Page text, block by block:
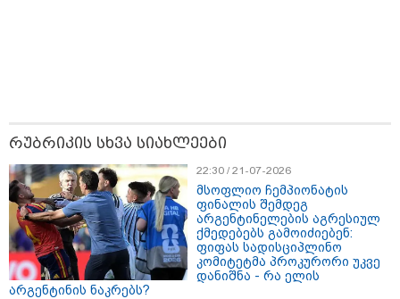
თბილისი - ბუდაპეშტი 942.70
ლარიდან
რუბრიკის სხვა სიახლეები
22:30 / 21-07-2026
მსოფლიო ჩემპიონატის
ფინალის შემდეგ
არგენტინელების აგრესიულ
ქმედებებს გამოიძიებენ:
ფიფას სადისციპლინო
კომიტეტმა პროკურორი უკვე
დანიშნა - რა ელის
არგენტინის ნაკრებს?